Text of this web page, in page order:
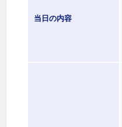
当日の内容